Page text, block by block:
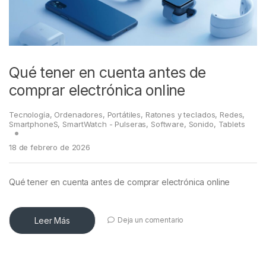
Qué tener en cuenta antes de
comprar electrónica online
Tecnología, Ordenadores, Portátiles, Ratones y teclados, Redes,
SmartphoneS, SmartWatch - Pulseras, Software, Sonido, Tablets
18 de febrero de 2026
Qué tener en cuenta antes de comprar electrónica online
Leer Más Deja un comentario